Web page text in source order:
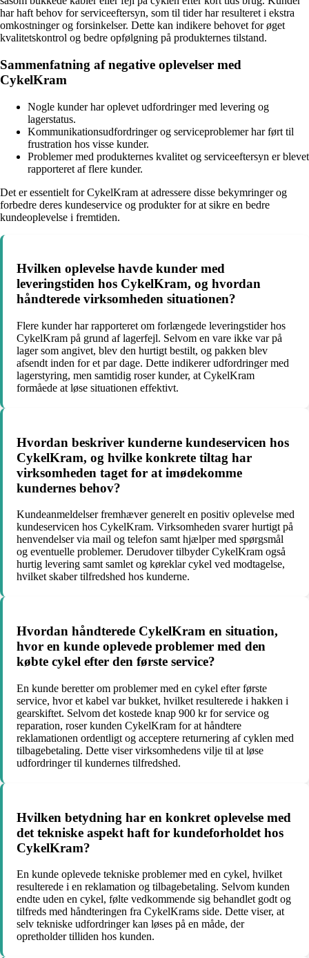
har haft behov for serviceeftersyn, som til tider har resulteret i ekstra
omkostninger og forsinkelser. Dette kan indikere behovet for øget
kvalitetskontrol og bedre opfølgning på produkternes tilstand.
Sammenfatning af negative oplevelser med
CykelKram
Nogle kunder har oplevet udfordringer med levering og
lagerstatus.
Kommunikationsudfordringer og serviceproblemer har ført til
frustration hos visse kunder.
Problemer med produkternes kvalitet og serviceeftersyn er blevet
rapporteret af flere kunder.
Det er essentielt for CykelKram at adressere disse bekymringer og
forbedre deres kundeservice og produkter for at sikre en bedre
kundeoplevelse i fremtiden.
Hvilken oplevelse havde kunder med
leveringstiden hos CykelKram, og hvordan
håndterede virksomheden situationen?
Flere kunder har rapporteret om forlængede leveringstider hos
CykelKram på grund af lagerfejl. Selvom en vare ikke var på
lager som angivet, blev den hurtigt bestilt, og pakken blev
afsendt inden for et par dage. Dette indikerer udfordringer med
lagerstyring, men samtidig roser kunder, at CykelKram
formåede at løse situationen effektivt.
Hvordan beskriver kunderne kundeservicen hos
CykelKram, og hvilke konkrete tiltag har
virksomheden taget for at imødekomme
kundernes behov?
Kundeanmeldelser fremhæver generelt en positiv oplevelse med
kundeservicen hos CykelKram. Virksomheden svarer hurtigt på
henvendelser via mail og telefon samt hjælper med spørgsmål
og eventuelle problemer. Derudover tilbyder CykelKram også
hurtig levering samt samlet og køreklar cykel ved modtagelse,
hvilket skaber tilfredshed hos kunderne.
Hvordan håndterede CykelKram en situation,
hvor en kunde oplevede problemer med den
købte cykel efter den første service?
En kunde beretter om problemer med en cykel efter første
service, hvor et kabel var bukket, hvilket resulterede i hakken i
gearskiftet. Selvom det kostede knap 900 kr for service og
reparation, roser kunden CykelKram for at håndtere
reklamationen ordentligt og acceptere returnering af cyklen med
tilbagebetaling. Dette viser virksomhedens vilje til at løse
udfordringer til kundernes tilfredshed.
Hvilken betydning har en konkret oplevelse med
det tekniske aspekt haft for kundeforholdet hos
CykelKram?
En kunde oplevede tekniske problemer med en cykel, hvilket
resulterede i en reklamation og tilbagebetaling. Selvom kunden
endte uden en cykel, følte vedkommende sig behandlet godt og
tilfreds med håndteringen fra CykelKrams side. Dette viser, at
selv tekniske udfordringer kan løses på en måde, der
opretholder tilliden hos kunden.